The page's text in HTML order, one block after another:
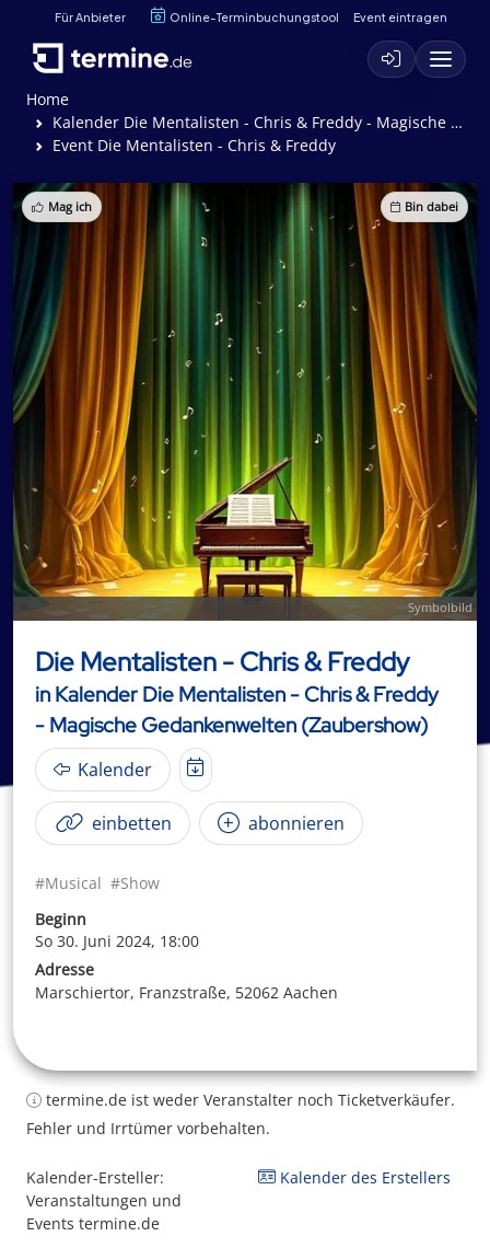
Für Anbieter Online-Terminbuchungstool Event eintragen
Home
Kalender Die Mentalisten - Chris & Freddy - Magische Gedankenwelten (Zaubershow)
Event Die Mentalisten - Chris & Freddy
Mag ich Bin dabei
Symbolbild
Die Mentalisten - Chris & Freddy
in Kalender Die Mentalisten - Chris & Freddy
- Magische Gedankenwelten (Zaubershow)
Kalender
einbetten abonnieren
#Musical #Show
Beginn
So 30. Juni 2024, 18:00
Adresse
Marschiertor, Franzstraße, 52062 Aachen
termine.de ist weder Veranstalter noch Ticketverkäufer.
Fehler und Irrtümer vorbehalten.
Kalender-Ersteller:
Veranstaltungen und
Events termine.de
Kalender des Erstellers